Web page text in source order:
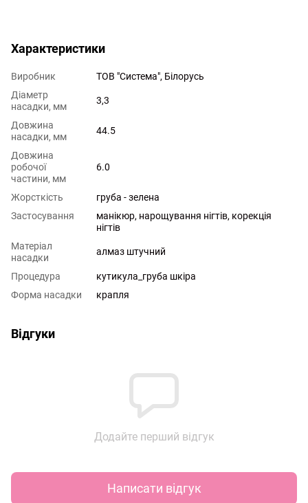
Характеристики
Виробник
ТОВ "Система", Білорусь
Діаметр
насадки, мм
3,3
Довжина
насадки, мм
44.5
Довжина
робочої
частини, мм
6.0
Жорсткість
груба - зелена
Застосування
манікюр, нарощування нігтів, корекція
нігтів
Матеріал
насадки
алмаз штучний
Процедура
кутикула_груба шкіра
Форма насадки
крапля
Відгуки
Додайте перший відгук
Написати відгук